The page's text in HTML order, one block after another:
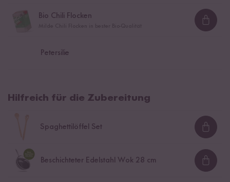
Bio Chili Flocken
Petersilie
Hilfreich für die Zubereitung
Spaghettilöffel Set
Beschichteter Edelstahl Wok 28 cm